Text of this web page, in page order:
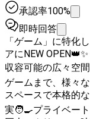
承認率100%
即時回答
「ゲーム」に特化
アにNEW
収容可能の広々空間🛋️ 最新の人気ゲームから定番
ゲームまで、様々
スペースで本格的
実🧑‍🍳プライベートな